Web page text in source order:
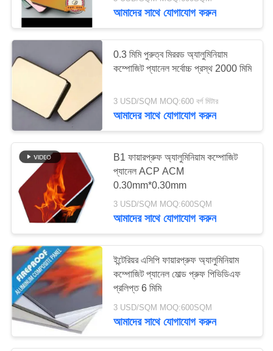
নিয়ন্ত্রণ
আমাদের
সাথে
খবর
মামলা
একটি
উদ্ধৃতি
অনুরোধ
করুন
সাইট
ম্যাপ
আমাদের সাথে যোগাযোগ করুন
0.3 মিমি পুরুত্ব মিররড অ্যালুমিনিয়াম
কম্পোজিট প্যানেল সর্বোচ্চ প্রস্থ 2000 মিমি
3 USD/SQM MOQ:600 বর্গ মিটার
আমাদের সাথে যোগাযোগ করুন
B1 ফায়ারপ্রুফ অ্যালুমিনিয়াম কম্পোজিট
প্যানেল ACP ACM
0.30mm*0.30mm
3 USD/SQM MOQ:600SQM
আমাদের সাথে যোগাযোগ করুন
ইন্টেরিয়র এসিপি ফায়ারপ্রুফ অ্যালুমিনিয়াম
কম্পোজিট প্যানেল মোল্ড প্রুফ পিভিডিএফ
প্রলিপ্ত 6 মিমি
3 USD/SQM MOQ:600SQM
আমাদের সাথে যোগাযোগ করুন